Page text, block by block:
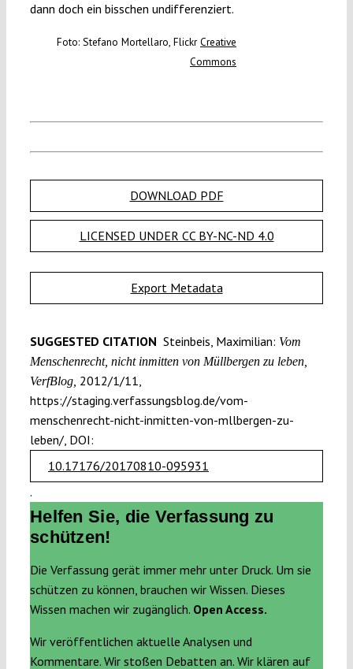
dann doch ein bisschen undifferenziert.
Foto: Stefano Mortellaro, FlickrCreative
Commons
DOWNLOAD PDF
LICENSED UNDER CC BY-NC-ND 4.0
Export Metadata
SUGGESTED CITATION Steinbeis, Maximilian: Vom
Menschenrecht, nicht inmitten von Müllbergen zu leben,
VerfBlog, 2012/1/11,
https://staging.verfassungsblog.de/vom-
menschenrecht-nicht-inmitten-von-mllbergen-zu-
leben/, DOI:
10.17176/20170810-095931
.
Helfen Sie, die Verfassung zu
schützen!
Die Verfassung gerät immer mehr unter Druck. Um sie
schützen zu können, brauchen wir Wissen. Dieses
Wissen machen wir zugänglich. Open Access.
Wir veröffentlichen aktuelle Analysen und
Kommentare. Wir stoßen Debatten an. Wir klären auf